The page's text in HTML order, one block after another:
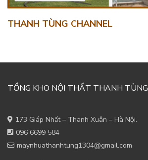
THANH TÙNG CHANNEL
TỔNG KHO NỘI THẤT THANH TÙNG
173 Giáp Nhất – Thanh Xuân – Hà Nội.
096 6699 584
maynhuathanhtung1304@gmail.com